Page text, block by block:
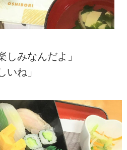
しみなんだよ」
いね」